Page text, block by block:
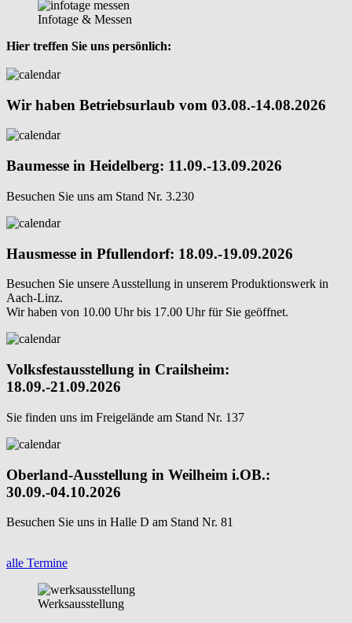
Infotage & Messen
Hier treffen Sie uns persönlich:
Wir haben Betriebsurlaub vom 03.08.-14.08.2026
Baumesse in Heidelberg: 11.09.-13.09.2026
Besuchen Sie uns am Stand Nr. 3.230
Hausmesse in Pfullendorf: 18.09.-19.09.2026
Besuchen Sie unsere Ausstellung in unserem Produktionswerk in
Aach-Linz.
Wir haben von 10.00 Uhr bis 17.00 Uhr für Sie geöffnet.
Volksfestausstellung in Crailsheim:
18.09.-21.09.2026
Sie finden uns im Freigelände am Stand Nr. 137
Oberland-Ausstellung in Weilheim i.OB.:
30.09.-04.10.2026
Besuchen Sie uns in Halle D am Stand Nr. 81
alle Termine
Werksausstellung